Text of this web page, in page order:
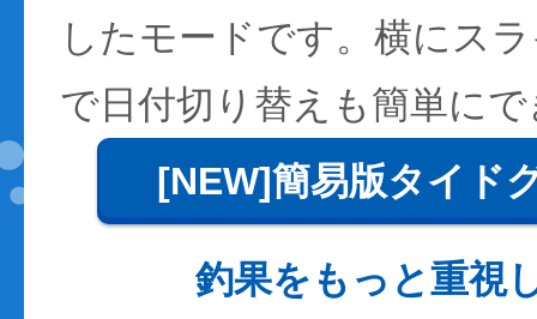
したモードです。横にス
で日付切り替えも簡単に
[NEW]簡易版タイド
釣果をもっと重視